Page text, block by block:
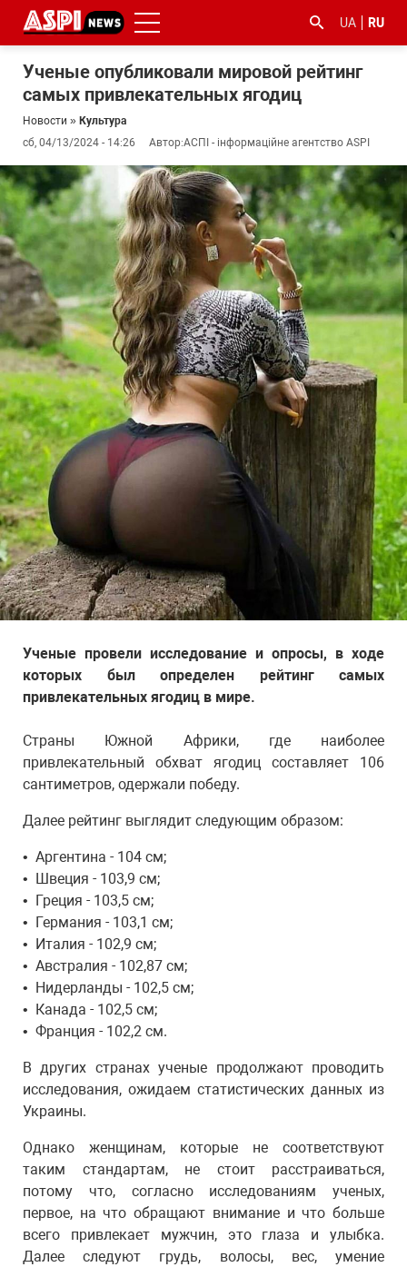
UA RU
Ученые опубликовали мировой рейтинг
самых привлекательных ягодиц
Новости » Культура
сб, 04/13/2024 - 14:26
Автор:АСПІ - інформаційне агентство ASPI
Ученые провели исследование и опросы, в ходе
которых был определен рейтинг самых
привлекательных ягодиц в мире.
Страны Южной Африки, где наиболее
привлекательный обхват ягодиц составляет 106
сантиметров, одержали победу.
Далее рейтинг выглядит следующим образом:
•⁠ ⁠Аргентина - 104 см;
•⁠ ⁠Швеция - 103,9 см;
•⁠ ⁠Греция - 103,5 см;
•⁠ ⁠Германия - 103,1 см;
•⁠ ⁠Италия - 102,9 см;
•⁠ ⁠Австралия - 102,87 см;
•⁠ ⁠Нидерланды - 102,5 см;
•⁠ ⁠Канада - 102,5 см;
•⁠ ⁠Франция - 102,2 см.
В других странах ученые продолжают проводить
исследования, ожидаем статистических данных из
Украины.
Однако женщинам, которые не соответствуют
таким стандартам, не стоит расстраиваться,
потому что, согласно исследованиям ученых,
первое, на что обращают внимание и что больше
всего привлекает мужчин, это глаза и улыбка.
Далее следуют грудь, волосы, вес, умение
#ООС
#боротьба
з
корупцією
#гфс #Киев #коронавірус